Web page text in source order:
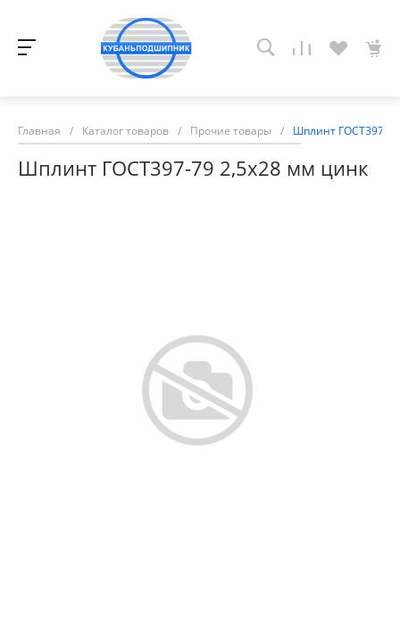
Главная / Каталог товаров / Прочие товары / Шплинт ГОСТ397-
Шплинт ГОСТ397-79 2,5х28 мм цинк